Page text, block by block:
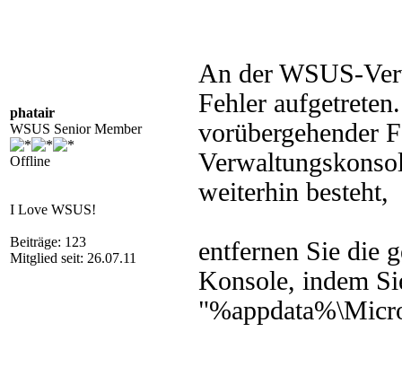
phatair
WSUS Senior Member
Offline
I Love WSUS!
Beiträge: 123
Mitglied seit: 26.07.11
An der WSUS-
Fehler
vorübergehender
weiterhin besteht,
entfernen Sie die
Konsole, indem